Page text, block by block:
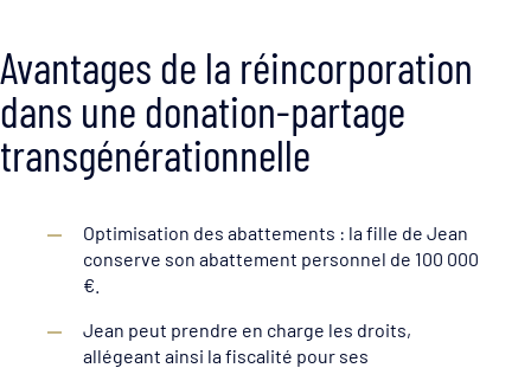
Avantages de la réincorporation
dans une donation-partage
transgénérationnelle
Optimisation des abattements : la fille de Jean
conserve son abattement personnel de 100 000
€.
Jean peut prendre en charge les droits,
allégeant ainsi la fiscalité pour ses